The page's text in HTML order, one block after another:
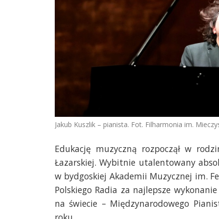
Jakub Kuszlik – pianista. Fot. Filharmonia im.
Edukację muzyczną rozpoczął w
Łazarskiej. Wybitnie utalentowany
w bydgoskiej Akademii Muzycznej im.
Polskiego Radia za najlepsze
na świecie – Międzynarodowego